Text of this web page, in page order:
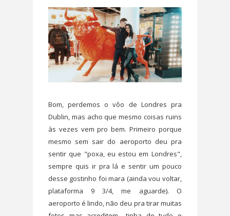
Bom, perdemos o vôo de Londres pra
Dublin, mas acho que mesmo coisas ruins
às vezes vem pro bem. Primeiro porque
mesmo sem sair do aeroporto deu pra
sentir que "poxa, eu estou em Londres",
sempre quis ir pra lá e sentir um pouco
desse gostinho foi mara (ainda vou voltar,
plataforma 9 3/4, me aguarde). O
aeroporto é lindo, não deu pra tirar muitas